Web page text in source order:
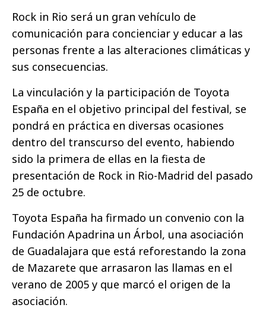
Rock in Rio será un gran vehículo de
comunicación para concienciar y educar a las
personas frente a las alteraciones climáticas y
sus consecuencias.
La vinculación y la participación de Toyota
España en el objetivo principal del festival, se
pondrá en práctica en diversas ocasiones
dentro del transcurso del evento, habiendo
sido la primera de ellas en la fiesta de
presentación de Rock in Rio-Madrid del pasado
25 de octubre.
Toyota España ha firmado un convenio con la
Fundación Apadrina un Árbol, una asociación
de Guadalajara que está reforestando la zona
de Mazarete que arrasaron las llamas en el
verano de 2005 y que marcó el origen de la
asociación.